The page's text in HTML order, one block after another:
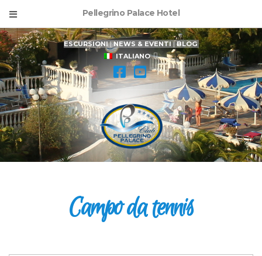
Pellegrino Palace Hotel
ESCURSIONI|NEWS & EVENTI|BLOG
ITALIANO
Campo da tennis